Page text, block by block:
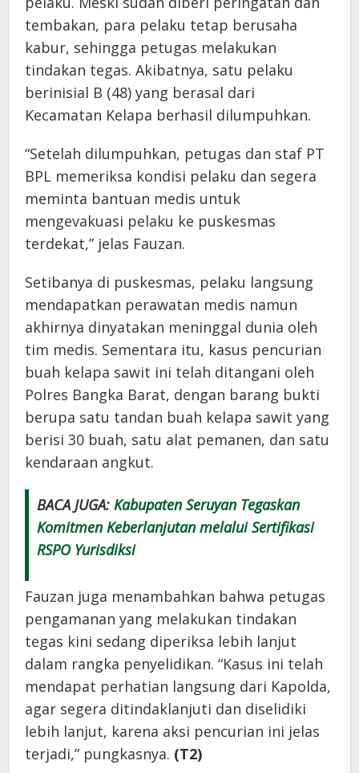
tembakan, para pelaku tetap berusaha
kabur, sehingga petugas melakukan
tindakan tegas. Akibatnya, satu pelaku
berinisial B (48) yang berasal dari
Kecamatan Kelapa berhasil dilumpuhkan.
“Setelah dilumpuhkan, petugas dan staf PT
BPL memeriksa kondisi pelaku dan segera
meminta bantuan medis untuk
mengevakuasi pelaku ke puskesmas
terdekat,” jelas Fauzan.
Setibanya di puskesmas, pelaku langsung
mendapatkan perawatan medis namun
akhirnya dinyatakan meninggal dunia oleh
tim medis. Sementara itu, kasus pencurian
buah kelapa sawit ini telah ditangani oleh
Polres Bangka Barat, dengan barang bukti
berupa satu tandan buah kelapa sawit yang
berisi 30 buah, satu alat pemanen, dan satu
kendaraan angkut.
BACA JUGA: Kabupaten Seruyan Tegaskan
Komitmen Keberlanjutan melalui Sertifikasi
RSPO Yurisdiksi
Fauzan juga menambahkan bahwa petugas
pengamanan yang melakukan tindakan
tegas kini sedang diperiksa lebih lanjut
dalam rangka penyelidikan. “Kasus ini telah
mendapat perhatian langsung dari Kapolda,
agar segera ditindaklanjuti dan diselidiki
lebih lanjut, karena aksi pencurian ini jelas
terjadi,” pungkasnya. (T2)